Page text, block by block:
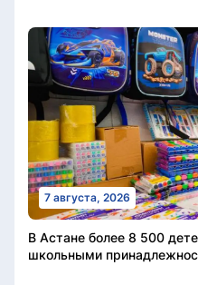
7 августа, 2026
В Астане более 8 500
школьными